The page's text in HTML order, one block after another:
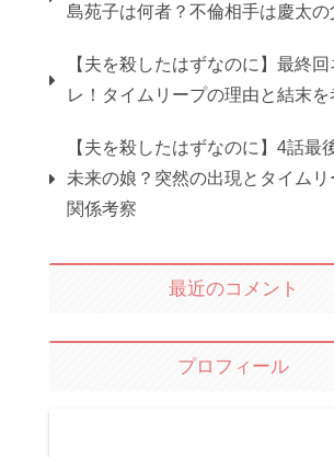
島苑子は何者？不倫相手は慶太の
【夫を殺したはずなのに】最終
レ！タイムリープの理由と結末を
【夫を殺したはずなのに】4話最
未来の娘？突然の出現とタイム
関係考察
最近のコメント
プロフィール